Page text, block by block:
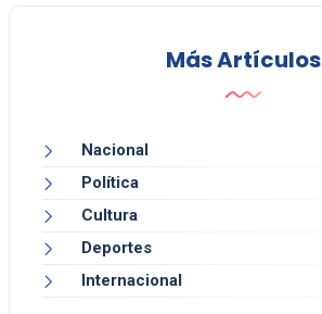
Más Artículos
Nacional
Política
Cultura
Deportes
Internacional